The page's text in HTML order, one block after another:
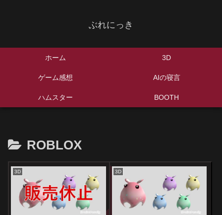
ぶれにっき
ホーム 3D
ゲーム感想 AIの寝言
ハムスター BOOTH
ROBLOX
3D 3D